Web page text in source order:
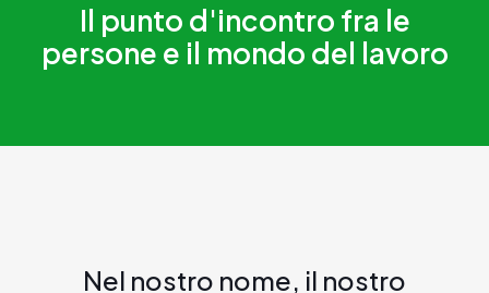
Il punto d'incontro fra le
persone e il mondo del lavoro
Nel nostro nome, il nostro